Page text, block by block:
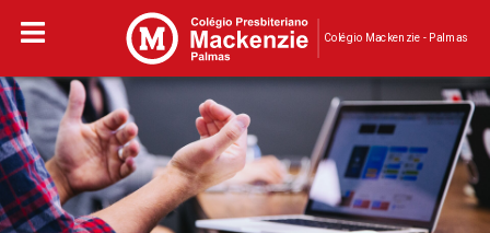
Colégio Mackenzie - Palmas